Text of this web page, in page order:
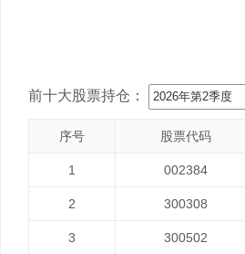
前十大股票持仓：
序号 股票代码
1 002384
2 300308
3 300502